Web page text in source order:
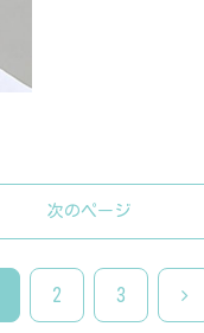
次のページ
2 3 次